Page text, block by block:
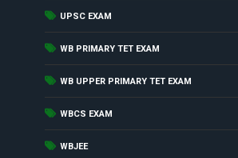
UPSC EXAM
WB PRIMARY TET EXAM
WB UPPER PRIMARY TET EXAM
WBCS EXAM
WBJEE